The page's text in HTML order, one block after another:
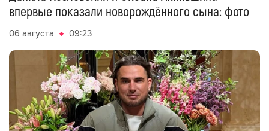
впервые показали новорождённого сына: фото
06 августа 09:23